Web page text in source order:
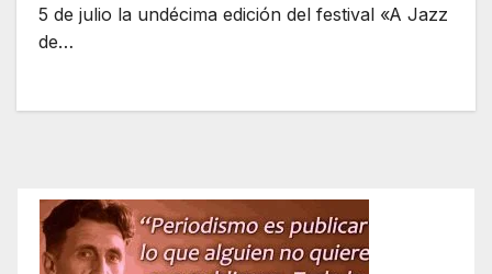
5 de julio la undécima edición del festival «A Jazz
de…